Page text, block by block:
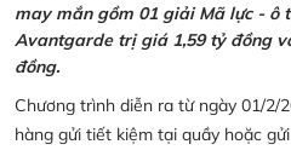
may mắn gồm 01 giải Mã lực - ô
Avantgarde trị giá 1,59 tỷ đồng
đồng.
Chương trình diễn ra từ ngày 01/2/
hàng gửi tiết kiệm tại quầy hoặc